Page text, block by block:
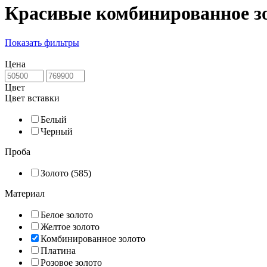
Красивые комбинированное
Показать фильтры
Цена
Цвет
Цвет вставки
Белый
Черный
Проба
Золото (585)
Материал
Белое золото
Желтое золото
Комбинированное золото
Платина
Розовое золото